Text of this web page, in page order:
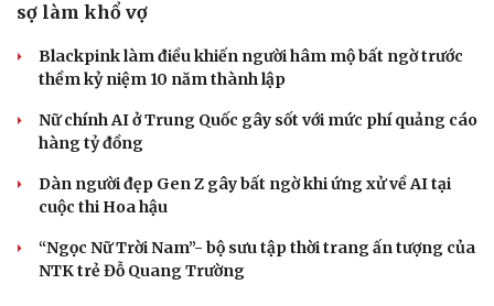
Sản phụ khoa
Nam khoa
Làm đẹp - giảm cân
Ăn sạch sống khỏe
sợ làm khổ vợ
Blackpink làm điều khiến người hâm mộ bất ngờ trước
thềm kỷ niệm 10 năm thành lập
Nữ chính AI ở Trung Quốc gây sốt với mức phí quảng cáo
hàng tỷ đồng
Dàn người đẹp Gen Z gây bất ngờ khi ứng xử về AI tại
cuộc thi Hoa hậu
“Ngọc Nữ Trời Nam”- bộ sưu tập thời trang ấn tượng của
NTK trẻ Đỗ Quang Trường